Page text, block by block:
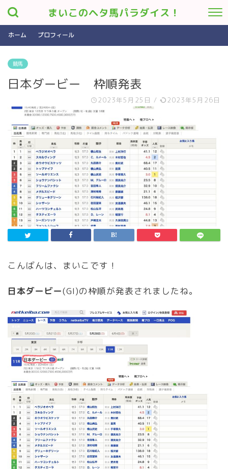
まいこのヘタ馬パラダイス！
ホーム プロフィール
競馬
日本ダービー 枠順発表
2023年5月25日 / 2023年5月26日
こんばんは、まいこです！
日本ダービー(GI)の枠順が発表されましたね。